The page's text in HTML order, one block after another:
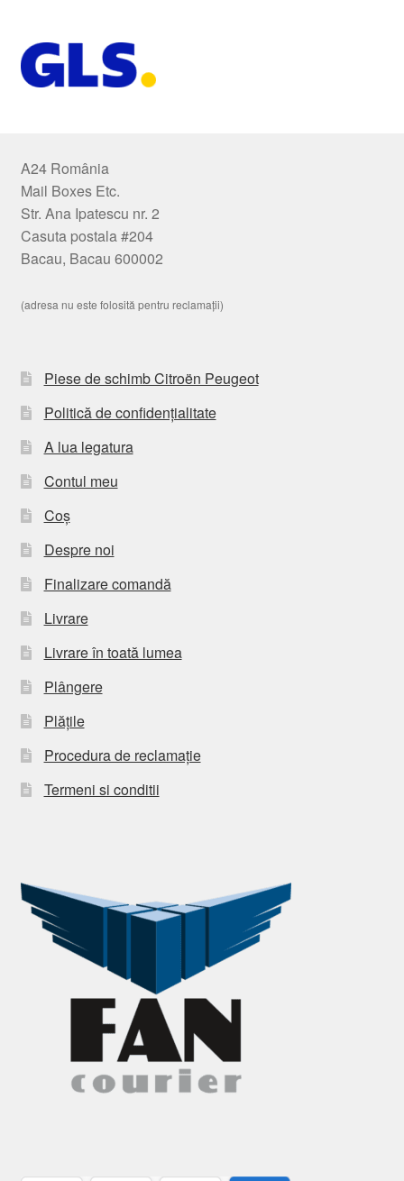
A24 România
Mail Boxes Etc.
Str. Ana Ipatescu nr. 2
Casuta postala #204
Bacau, Bacau 600002
(adresa nu este folosită pentru reclamații)
Piese de schimb Citroën Peugeot
Politică de confidențialitate
A lua legatura
Contul meu
Coș
Despre noi
Finalizare comandă
Livrare
Livrare în toată lumea
Plângere
Plățile
Procedura de reclamație
Termeni si conditii